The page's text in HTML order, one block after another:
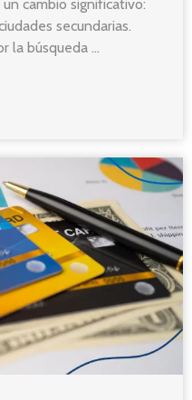
cambio significativo:
secundarias.
la búsqueda ...